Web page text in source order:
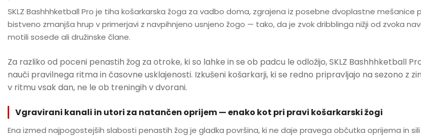
SKLZ Bashhhketball Pro je tiha košarkarska žoga za vadbo doma, zgrajena iz posebne dvoplastne
bistveno zmanjša hrup v primerjavi z navpihnjeno usnjeno žogo — tako, da je zvok dribblinga nižji od zvoka
motili sosede ali družinske člane.
Za razliko od poceni penastih žog za otroke, ki so lahke in se ob padcu le odložijo, SKLZ Bashhhketball
nauči pravilnega ritma in časovne usklajenosti. Izkušeni košarkarji, ki se redno pripravljajo na sezono z
v ritmu vsak dan, ne le ob treningih v dvorani.
Vgravirani kanali in utori za natančen oprijem — enako kot pri pravi košarkarski žogi
Ena izmed najpogostejših slabosti penastih žog je gladka površina, ki ne daje pravega občutka oprijema in